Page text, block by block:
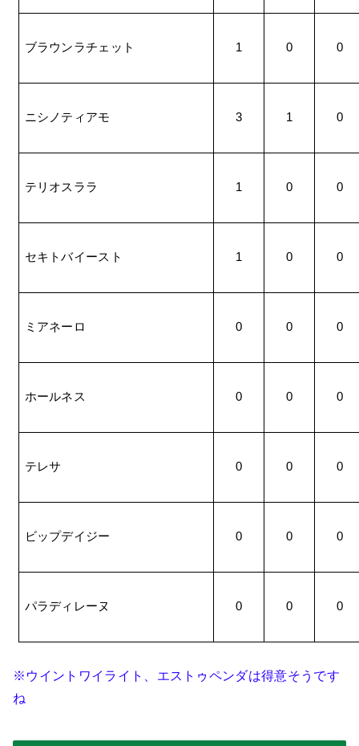
ブラウンラチェット 1 0 0
ニシノティアモ 3 1 0
テリオスララ 1 0 0
セキトバイースト 1 0 0
ミアネーロ 0 0 0
ホールネス 0 0 0
テレサ 0 0 0
ビップデイジー 0 0 0
パラディレーヌ 0 0 0
※ウイントワイライト、エストゥペンダは得意そうです
ね